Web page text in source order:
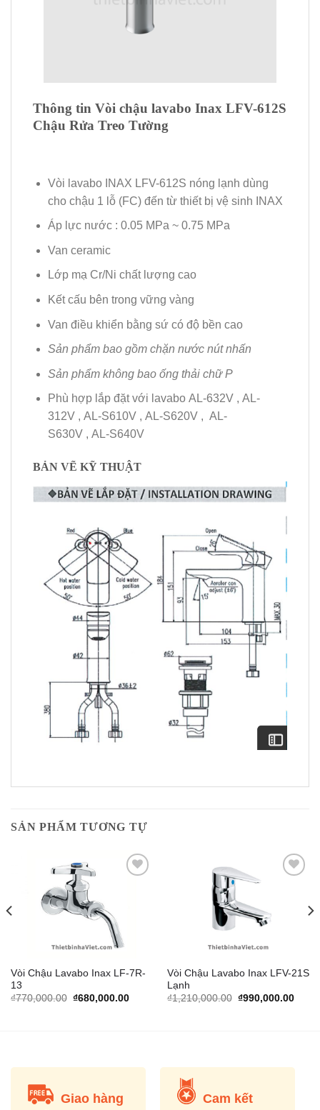
Thông tin Vòi chậu lavabo Inax LFV-612S
Chậu Rửa Treo Tường
Vòi lavabo INAX LFV-612S nóng lạnh dùng
cho chậu 1 lỗ (FC) đến từ thiết bị vệ sinh INAX
Áp lực nước : 0.05 MPa ~ 0.75 MPa
Van ceramic
Lớp mạ Cr/Ni chất lượng cao
Kết cấu bên trong vững vàng
Van điều khiển bằng sứ có độ bền cao
Sản phẩm bao gồm chặn nước nút nhấn
Sản phẩm không bao ống thải chữ P
Phù hợp lắp đặt với lavabo AL-632V , AL-
312V , AL-S610V , AL-S620V , AL-
S630V , AL-S640V
BẢN VẼ KỸ THUẬT
SẢN PHẨM TƯƠNG TỰ
Vòi Chậu Lavabo Inax LF-7R-
13
₫770,000.00 Original
₫680,000.00Current
Vòi Chậu Lavabo Inax LFV-21S
Lạnh
₫1,210,000.00 Original
₫990,000.00
Giao hàng
Cam kết